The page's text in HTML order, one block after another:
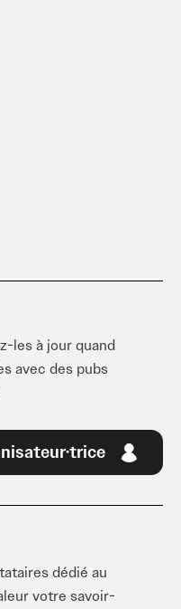
les à jour quand
avec des pubs
dédié au
votre savoir-